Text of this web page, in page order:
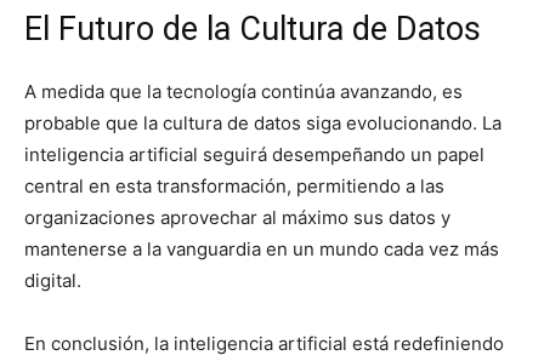
El Futuro de la Cultura de Datos
A medida que la tecnología continúa avanzando, es
probable que la cultura de datos siga evolucionando. La
inteligencia artificial seguirá desempeñando un papel
central en esta transformación, permitiendo a las
organizaciones aprovechar al máximo sus datos y
mantenerse a la vanguardia en un mundo cada vez más
digital.
En conclusión, la inteligencia artificial está redefiniendo